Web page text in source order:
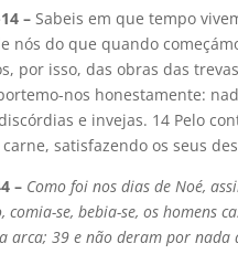
–Sabeis em que tempo
nós do que quando
por isso, das obras das
nos honestamente:
e invejas. 14 Pelo
satisfazendo os seus
– Como foi nos dias de Noé,
se, bebia-se, os homens
arca; 39 e não deram por